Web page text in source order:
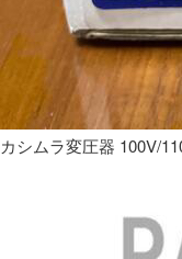
カシムラ変圧器 100V/